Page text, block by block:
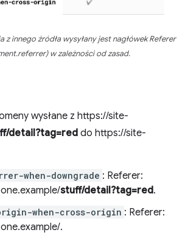
z innego źródła wysyłany jest nagłówek Referer
w zależności od zasad.
wysłane z https://site-
detail?tag=reddo https://site-
when-downgrade : Referer:
stuff/detail?tag=red.
when-cross-origin : Referer:
.